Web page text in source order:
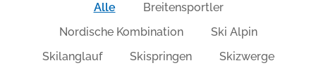
Alle
Breitensportler
Nordische Kombination
Ski Alpin
Skilanglauf
Skispringen Skizwerge